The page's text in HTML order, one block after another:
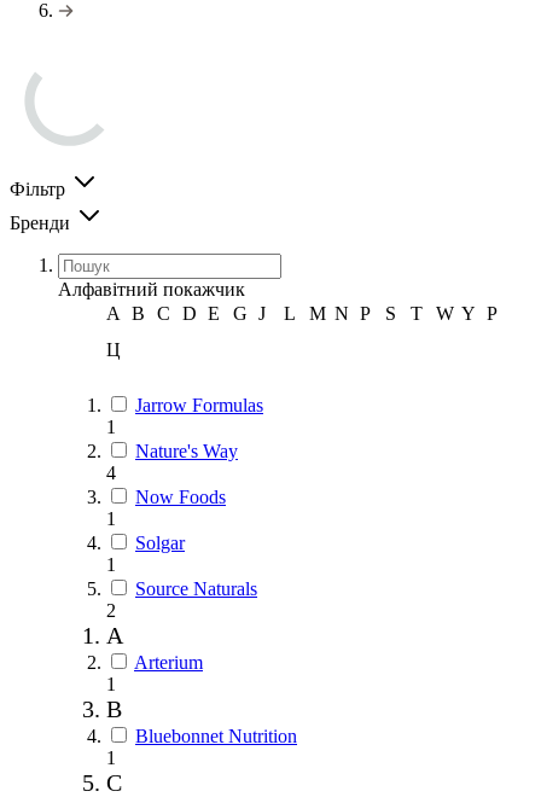
Фільтр
Бренди
Алфавітний покажчик
A
B C D E G J L M N P S T W Y Р
Ц
Jarrow Formulas
1
Nature's Way
4
Now Foods
1
Solgar
1
Source Naturals
2
A
Arterium
1
B
Bluebonnet Nutrition
1
C